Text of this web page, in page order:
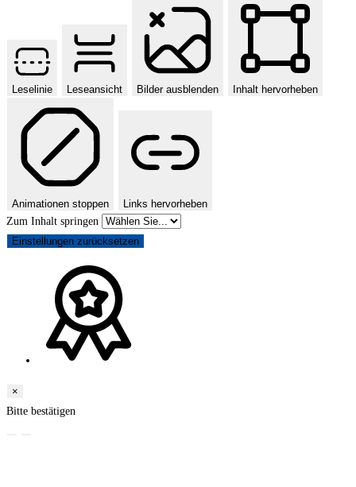
Leselinie Leseansicht Bilder ausblenden Inhalt hervorheben
Animationen stoppen
Links hervorheben
Zum Inhalt springen
Einstellungen zurücksetzen
×
Bitte bestätigen